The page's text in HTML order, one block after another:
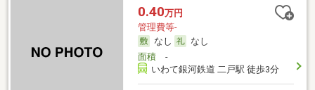
0.40万円
管理費等-
なし
なし
面積-
いわて銀河鉄道 二戸駅 徒歩3分